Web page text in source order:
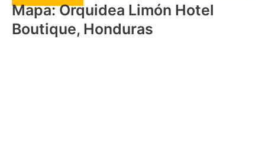
Mapa: Orquidea Limón Hotel
Boutique, Honduras